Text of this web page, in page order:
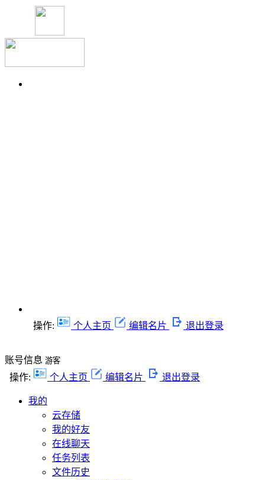
操作: 个人主页 编辑名片 退出登录
账号信息 游客
操作: 个人主页 编辑名片 退出登录
我的
云存储
我的好友
在线聊天
任务列表
文件历史